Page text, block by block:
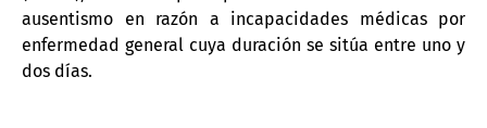
ausentismo en razón a incapacidades médicas por
enfermedad general cuya duración se sitúa entre uno y
dos días.